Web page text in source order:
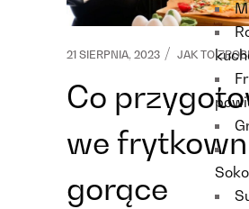
21 SIERPNIA, 2023 JAK TO
Co
we
gorące